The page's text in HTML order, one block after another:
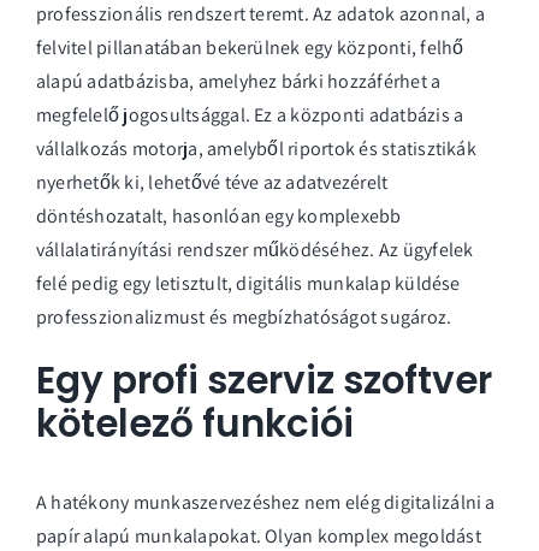
professzionális rendszert teremt. Az adatok azonnal, a
felvitel pillanatában bekerülnek egy központi, felhő
alapú adatbázisba, amelyhez bárki hozzáférhet a
megfelelő jogosultsággal. Ez a központi adatbázis a
vállalkozás motorja, amelyből riportok és statisztikák
nyerhetők ki, lehetővé téve az adatvezérelt
döntéshozatalt, hasonlóan egy komplexebb
vállalatirányítási rendszerműködéséhez. Az ügyfelek
felé pedig egy letisztult, digitális munkalap küldése
professzionalizmust és megbízhatóságot sugároz.
Egy profi szerviz szoftver
kötelező funkciói
A hatékony munkaszervezéshez nem elég digitalizálni a
papír alapú munkalapokat. Olyan komplex megoldást